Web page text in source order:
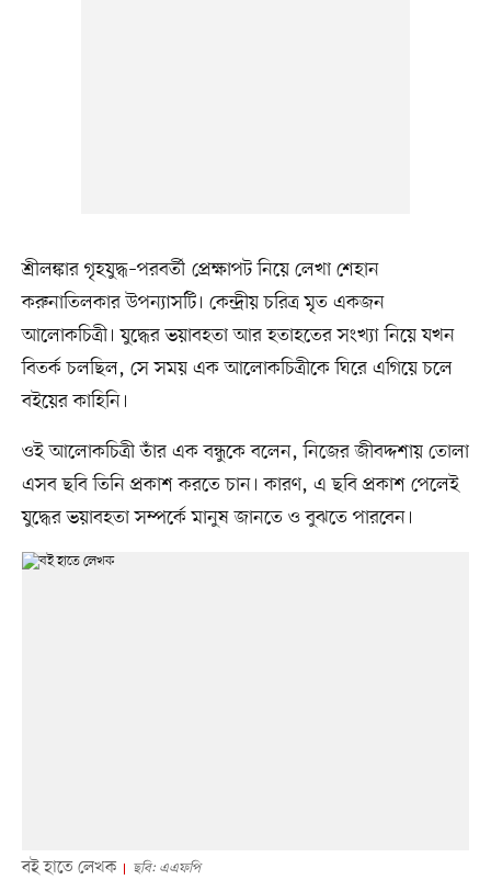
শ্রীলঙ্কার গৃহযুদ্ধ–পরবর্তী প্রেক্ষাপট নিয়ে লেখা শেহান
করুনাতিলকার উপন্যাসটি। কেন্দ্রীয় চরিত্র মৃত একজন
আলোকচিত্রী। যুদ্ধের ভয়াবহতা আর হতাহতের সংখ্যা নিয়ে যখন
বিতর্ক চলছিল, সে সময় এক আলোকচিত্রীকে ঘিরে এগিয়ে চলে
বইয়ের কাহিনি।
ওই আলোকচিত্রী তাঁর এক বন্ধুকে বলেন, নিজের জীবদ্দশায় তোলা
এসব ছবি তিনি প্রকাশ করতে চান। কারণ, এ ছবি প্রকাশ পেলেই
যুদ্ধের ভয়াবহতা সম্পর্কে মানুষ জানতে ও বুঝতে পারবেন।
বই হাতে লেখক ছবি: এএফপি